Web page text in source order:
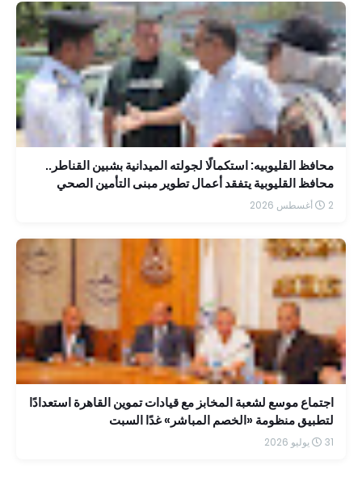
محافظ القليوبيه: استكمالًا لجولته الميدانية بشبين القناطر..
محافظ القليوبية يتفقد أعمال تطوير مبنى التأمين الصحي
بمستشفى الشاملة
2 أغسطس 2026
اجتماع موسع لشعبة المخابز مع قيادات تموين القاهرة استعدادًا
لتطبيق منظومة «الخصم المباشر» غدًا السبت
31 يوليو 2026